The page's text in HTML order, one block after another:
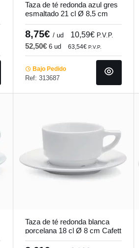
Taza de té redonda azul gres
esmaltado 21 cl Ø 8,5 cm
Magic Accolade
8,75€/ ud 10,59€ P.V.P.
52,50€6 ud 63,54€P.V.P.
Bajo Pedido
Ref: 313687
Taza de té redonda blanca
porcelana 18 cl Ø 8 cm Cafett
Pro.mundi